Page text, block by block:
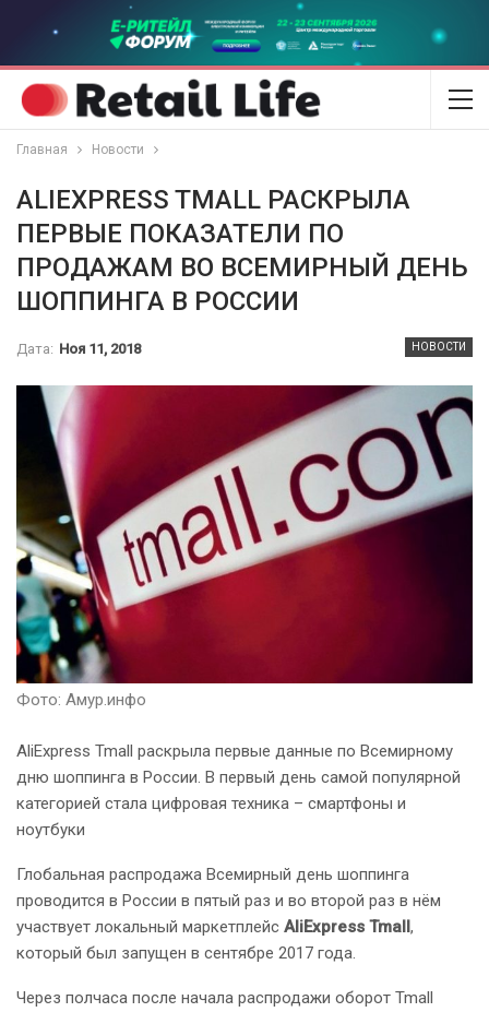
Главная Новости
ALIEXPRESS TMALL РАСКРЫЛА
ПЕРВЫЕ ПОКАЗАТЕЛИ ПО
ПРОДАЖАМ ВО ВСЕМИРНЫЙ ДЕНЬ
ШОППИНГА В РОССИИ
НОВОСТИ
Дата: Ноя 11, 2018
Фото: Амур.инфо
AliExpress Tmall раскрыла первые данные по Всемирному
дню шоппинга в России. В первый день самой популярной
категорией стала цифровая техника – смартфоны и
ноутбуки
Глобальная распродажа Всемирный день шоппинга
проводится в России в пятый раз и во второй раз в нём
участвует локальный маркетплейс AliExpress Tmall,
который был запущен в сентябре 2017 года.
Через полчаса после начала распродажи оборот Tmall